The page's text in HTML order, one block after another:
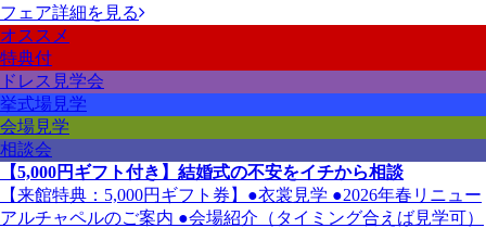
フェア詳細を見る
オススメ
特典付
ドレス見学会
挙式場見学
会場見学
相談会
【5,000円ギフト付き】結婚式の不安をイチから相談
【来館特典：5,000円ギフト券】●衣裳見学 ●2026年春リニュー
アルチャペルのご案内 ●会場紹介（タイミング合えば見学可）